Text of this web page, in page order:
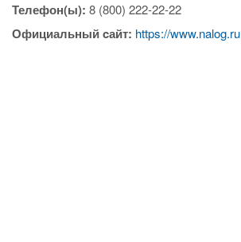
Телефон(ы): 8 (800) 222-22-22
Официальный cайт: https://www.nalog.ru